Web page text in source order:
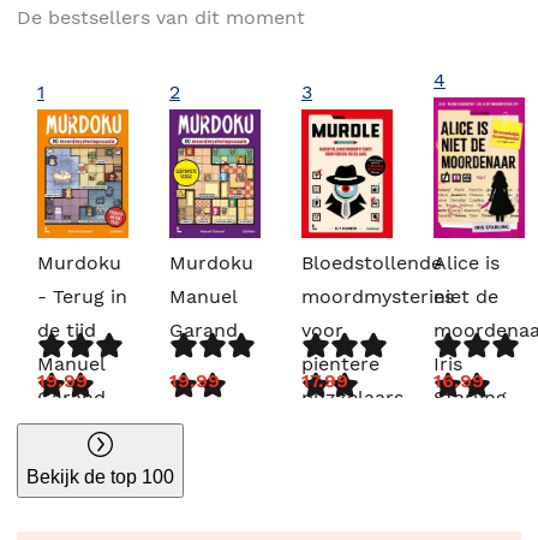
De bestsellers van dit moment
1
Murdoku
- Terug in
de tijd
Manuel
Garand
19.99
2
Murdoku
Manuel
Garand
19.99
3
Bloedstollende
moordmysteries
voor
pientere
puzzelaars
17.99
4
Alice is
niet de
Iris
Starling
16.99
Bekijk de top 100